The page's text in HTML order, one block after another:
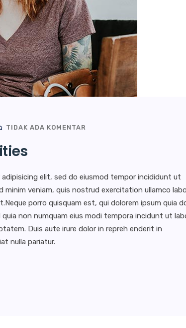
TIDAK ADA KOMENTAR
elit, sed do eiusmod tempor incididunt ut
minim veniam, quis nostrud exercitation ullamco
porro quisquam est, qui dolorem ipsum quia
non numquam eius modi tempora incidunt ut
Duis aute irure dolor in repreh enderit in
nulla pariatur.